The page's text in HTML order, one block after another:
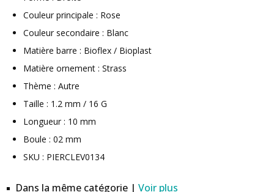
Couleur principale : Rose
Couleur secondaire : Blanc
Matière barre : Bioflex / Bioplast
Matière ornement : Strass
Thème : Autre
Taille : 1.2 mm / 16 G
Longueur : 10 mm
Boule : 02 mm
SKU : PIERCLEV0134
Dans la même catégorie | Voir plus